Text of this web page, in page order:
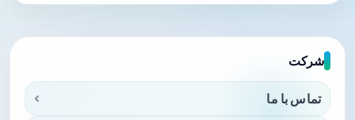
شرکت
تماس با ما